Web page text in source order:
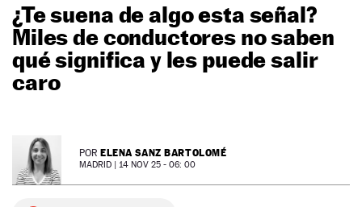
MOTOS
TECNOLOGÍA
SUPERCOCHES
MOTORTV
NEWSLETTER
¿Te suena de algo esta señal?
Miles de conductores no saben
qué significa y les puede salir
caro
POR ELENA SANZ BARTOLOMÉ
MADRID | 14 NOV 25 - 06: 00